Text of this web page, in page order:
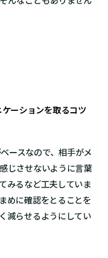
ーションを取るコツ
ースなので、相手がメ
じさせないように言葉
みるなど工夫していま
めに確認をとることを
減らせるようにしてい